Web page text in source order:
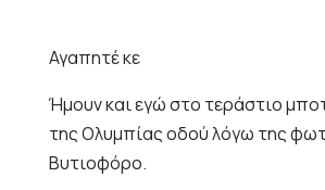
Αγαπητέ κε
Ήμουν και εγώ στο τεράστιο
της Ολυμπίας οδού λόγω της
Βυτιοφόρο.